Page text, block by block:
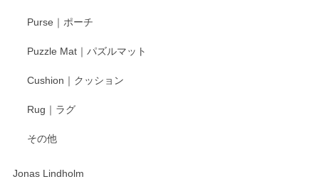
Purse｜ポーチ
Puzzle Mat｜パズルマット
Cushion｜クッション
Rug｜ラグ
その他
Jonas Lindholm